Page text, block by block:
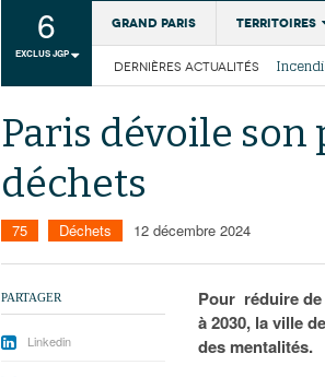
6
EXCLUS JGP
Grand Paris Territoires
Institutions
DERNIÈRES ACTUALITÉS
La
Paris dévoile
déchets
75 Déchets 12 décembre 2024
Pour réduire de
à 2030, la ville
des mentalités.
PARTAGER
Linkedin